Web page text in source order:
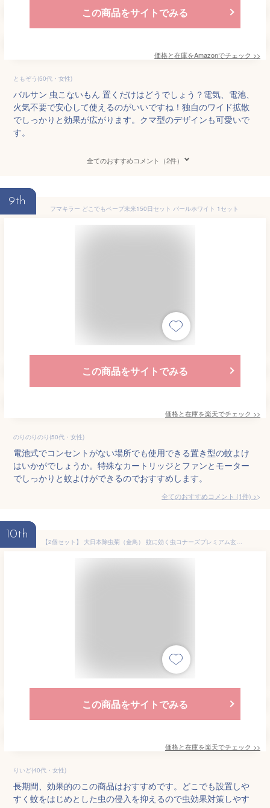
この商品をサイトでみる
価格と在庫をAmazonでチェック >>
ともぞう(50代・女性)
バルサン 虫こないもん 置くだけはどうでしょう？電気、電池、
火気不要で安心して使えるのがいいですね！独自のワイド拡散
でしっかりと効果が広がります。クマ型のデザインも可愛いで
す。
全てのおすすめコメント（2件）
9th
フマキラー どこでもベープ未来150日セット パールホワイト 1セット
この商品をサイトでみる
価格と在庫を楽天でチェック >>
のりのりのり(50代・女性)
電池式でコンセントがない場所でも使用できる置き型の蚊よけ
はいかがでしょうか。特殊なカートリッジとファンとモーター
でしっかりと蚊よけができるのでおすすめします。
全てのおすすめコメント (1件) >
10th
【2個セット】 大日本除虫菊（金鳥） 蚊に効く虫コナーズプレミアム玄関用366日 虫コナーズ 置き型タイプ 虫コナーズプレミアム キンチョー蚊に効く 害虫対策 防虫 蚊除け 無臭 害虫駆除 吊るす 蚊取り 掃除 屋内 防虫剤 玄関 洗剤 虫よけ キンチョウ
この商品をサイトでみる
価格と在庫を楽天でチェック >>
りいど(40代・女性)
長期間、効果的のこの商品はおすすめです。どこでも設置しや
すく蚊をはじめとした虫の侵入を抑えるので虫効果対策しやす